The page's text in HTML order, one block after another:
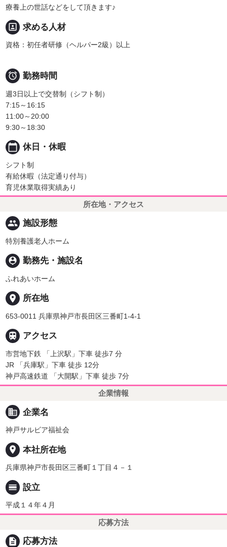
療養上の世話などをして頂きます♪
portrait 求める人材
資格：初任者研修（ヘルパー2級）以上
 勤務時間
週3日以上で交替制（シフト制）
7:15～16:15
11:00～20:00
9:30～18:30
calendar_today 休日・休暇
シフト制
有給休暇（法定通り付与）
育児休業取得実績あり
所在地・アクセス
people 施設形態
特別養護老人ホーム
person_pin 勤務先・施設名
ふれあいホーム
place 所在地
653-0011 兵庫県神戸市長田区三番町1-4-1
 アクセス
市営地下鉄 「上沢駅」下車 徒歩7 分
JR 「兵庫駅」下車 徒歩 12分
神戸高速鉄道 「大開駅」下車 徒歩 7分
企業情報
business 企業名
神戸サルビア福祉会
place 本社所在地
兵庫県神戸市長田区三番町１丁目４－１
calendar_view_day 設立
平成１４年４月
応募方法
description 応募方法